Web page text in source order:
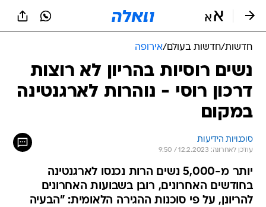
חדשות/חדשות בעולם/אירופה
נשים רוסיות בהריון לא רוצות
דרכון רוסי - נוהרות לארגנטינה
במקום
סוכנויות הידיעות
עודכן לאחרונה: 12.2.2023 / 9:50
יותר מ-5,000 נשים הרות נכנסו לארגנטינה
בחודשים האחרונים, רובן בשבועות האחרונים
להריונן, על פי סוכנות ההגירה הלאומית: "הבעיה